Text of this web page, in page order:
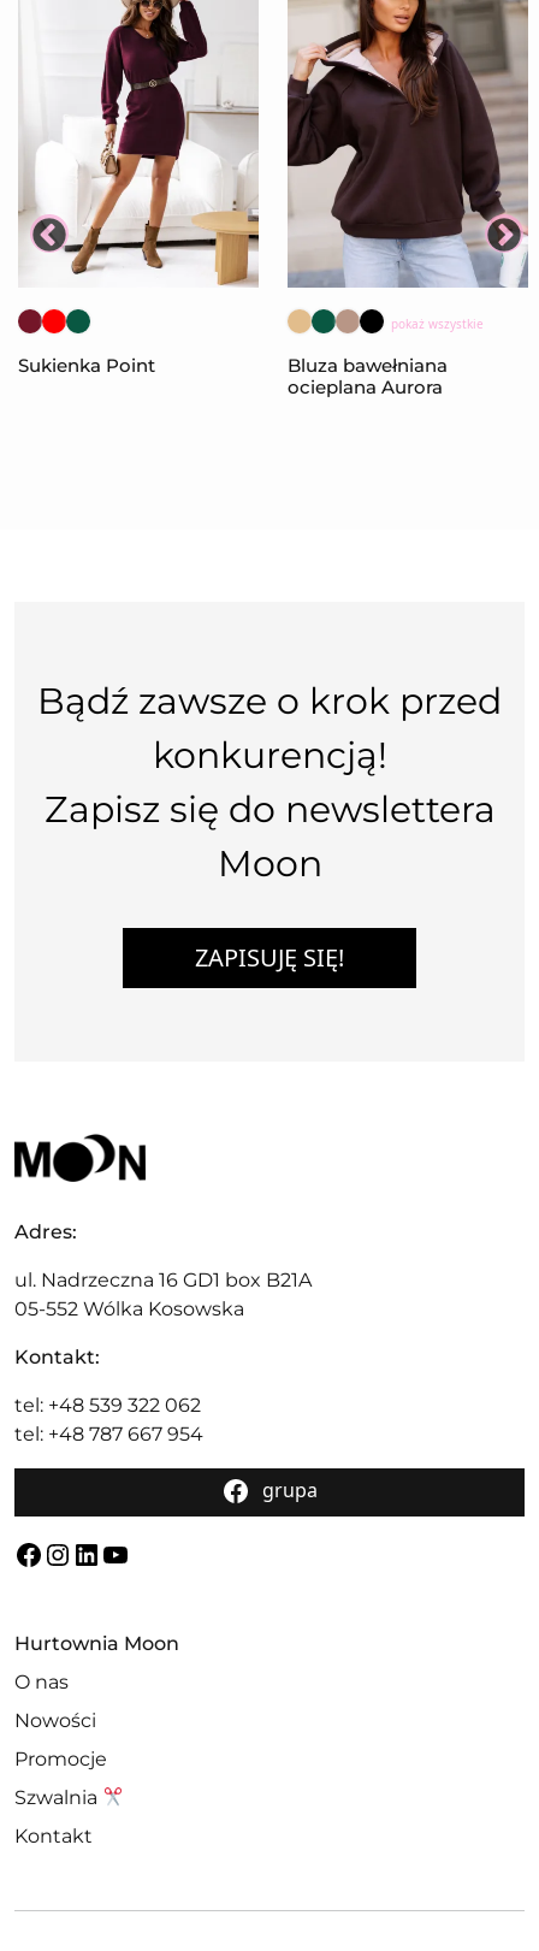
Sukienka Point
pokaż wszystkie
Bluza bawełniana
ocieplana Aurora
Bądź zawsze o krok przed
konkurencją!
Zapisz się do newslettera
Moon
ZAPISUJĘ SIĘ!
Adres:
ul. Nadrzeczna 16 GD1 box B21A
05-552 Wólka Kosowska
Kontakt:
tel: +48 539 322 062
tel: +48 787 667 954
grupa
Facebook
Instagram
LinkedIn
YouTube
Hurtownia Moon
O nas
Nowości
Promocje
Szwalnia
Kontakt